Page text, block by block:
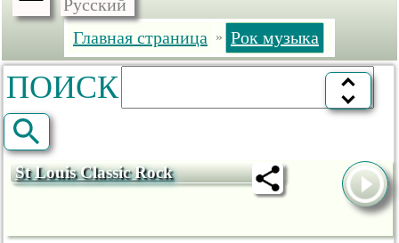
Главная страница » Рок музыка
ПОИСК
St Louis Classic Rock